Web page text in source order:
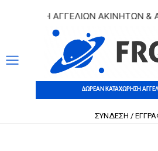
ΑΓΓΕΛΙΩΝ ΑΚΙΝΗΤΩΝ &
ΔΩΡΕΑΝ ΚΑΤΑΧΩΡΗΣΗ
ΣΥΝΔΕΣΗ /